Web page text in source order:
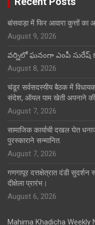
बांसवाड़ा में फिर आवारा कुत्तों
August 9, 2026
వర్నిలో ఘనంగా ఎంపీ సురేష్
August 8, 2026
चंडूर सर्वसदस्यीय बैठक में
संदेश, ऑयल पाम खेती अपनाने
August 7, 2026
सामाजिक कार्याची दखल घेत
पुरस्काराने सन्मानित.
August 7, 2026
गणगापूर दत्तक्षेत्रात दंडी सुदर्शन
दीक्षेला प्रारंभ।
August 6, 2026
Mahima Khadicha Weekly